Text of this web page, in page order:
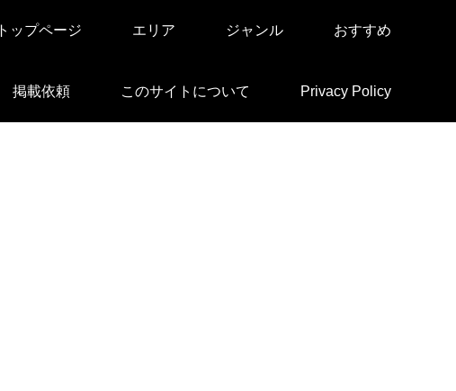
トップページ エリア ジャンル おすすめ
掲載依頼 このサイトについて Privacy Policy